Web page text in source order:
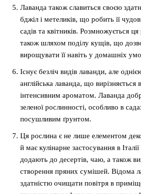
Лаванда також славиться своєю
бджіл і метеликів, що робить її
садів та квітників. Розмножується
також шляхом поділу кущів, що
вирощувати її навіть у домашніх
Існує безліч видів лаванди, але
англійська лаванда, що вирізняється
інтенсивним ароматом. Лаванда
зеленої рослинності, особливо в
посушливим ґрунтом.
Ця рослина є не лише елементом
й має кулінарне застосування в
додають до десертів, чаю, а також
створення пряних сумішей. Відома
здатністю очищати повітря в